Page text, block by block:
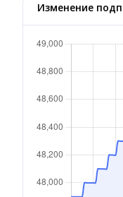
Изменение